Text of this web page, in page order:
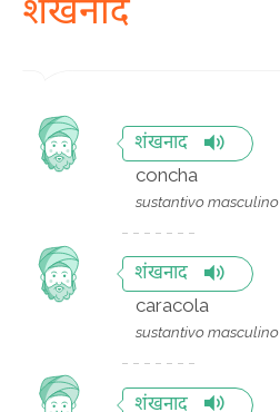
शंखनाद
शंखनाद
concha
sustantivo masculino
शंखनाद
caracola
sustantivo masculino
शंखनाद